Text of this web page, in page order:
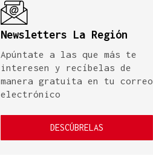
Newsletters La Región
Apúntate a las que más te
interesen y recíbelas de
manera gratuita en tu correo
electrónico
DESCÚBRELAS